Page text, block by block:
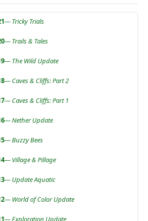
— Tricky Trials
— Trails & Tales
— The Wild Update
— Caves & Cliffs: Part 2
— Caves & Cliffs: Part 1
— Nether Update
— Buzzy Bees
— Village & Pillage
— Update Aquatic
— World of Color Update
— Exploration Update